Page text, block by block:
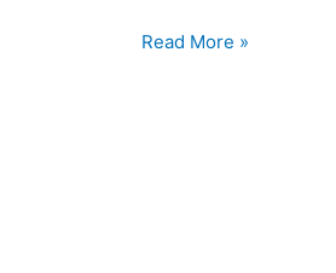
c
itt
Limpeza
Read More »